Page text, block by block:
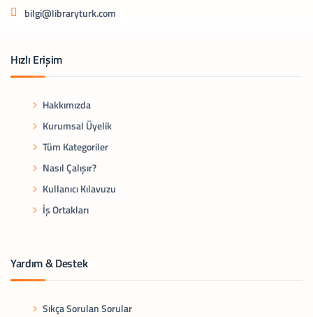
bilgi@libraryturk.com
Hızlı Erişim
Hakkımızda
Kurumsal Üyelik
Tüm Kategoriler
Nasıl Çalışır?
Kullanıcı Kılavuzu
İş Ortakları
Yardım & Destek
Sıkça Sorulan Sorular